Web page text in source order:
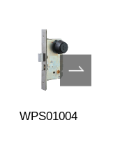
WPS01004